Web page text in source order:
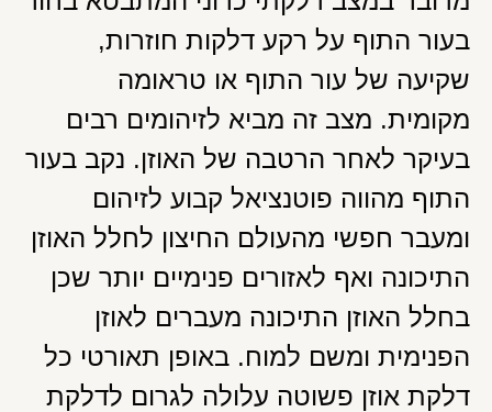
בעור התוף על רקע דלקות חוזרות,
שקיעה של עור התוף או טראומה
מקומית. מצב זה מביא לזיהומים רבים
בעיקר לאחר הרטבה של האוזן. נקב בעור
התוף מהווה פוטנציאל קבוע לזיהום
ומעבר חפשי מהעולם החיצון לחלל האוזן
התיכונה ואף לאזורים פנימיים יותר שכן
בחלל האוזן התיכונה מעברים לאוזן
הפנימית ומשם למוח. באופן תאורטי כל
דלקת אוזן פשוטה עלולה לגרום לדלקת